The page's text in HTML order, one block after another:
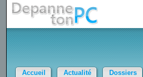
Accueil Actualité Dossiers